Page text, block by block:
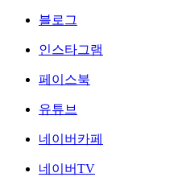
블로그
인스타그램
페이스북
유튜브
네이버카페
네이버TV